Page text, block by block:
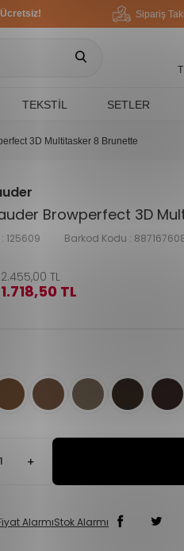
Sipariş
TEKSTIL SETLER
3D Multitasker 8 Brunette
Browperfect 3D
125609 Barkod Kodu :
2.455,00 TL
1.718,50 TL
AlarmıStok Alarmı